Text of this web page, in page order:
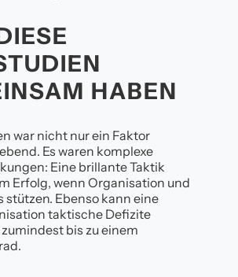
HABEN
war nicht nur ein Faktor
Es waren komplexe
Eine brillante Taktik
Erfolg, wenn Organisation und
stützen. Ebenso kann eine
taktische Defizite
bis zu einem